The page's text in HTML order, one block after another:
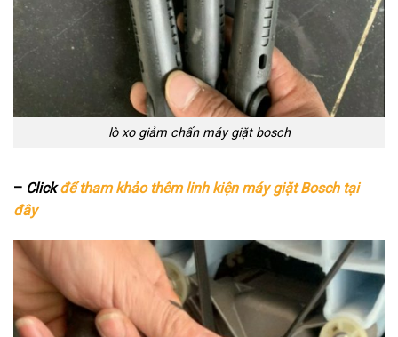
lò xo giảm chấn máy giặt bosch
– Clickđể tham khảo thêm linh kiện máy giặt Bosch tại
đây